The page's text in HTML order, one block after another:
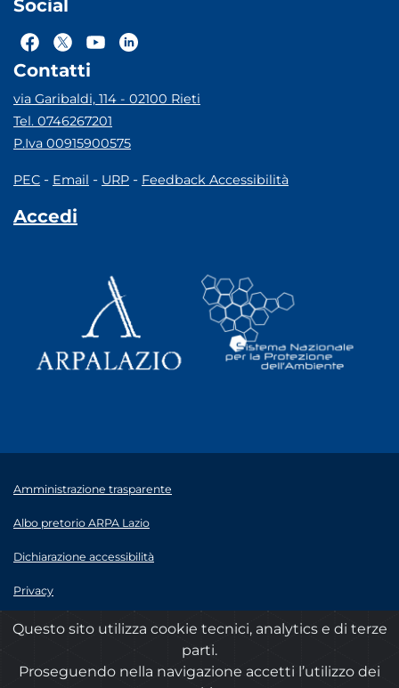
Social
Contatti
via Garibaldi, 114 - 02100 Rieti
Tel. 0746267201
P.Iva 00915900575
PEC - Email - URP - Feedback Accessibilità
Accedi
Amministrazione trasparente
Albo pretorio ARPA Lazio
Dichiarazione accessibilità
Privacy
Note legali
© 2020 ARPA Lazio - P.Iva 00915900575
Questo sito utilizza cookie tecnici, analytics e di terze
parti.
Proseguendo nella navigazione accetti l’utilizzo dei